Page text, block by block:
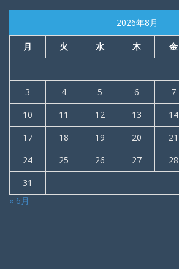
2026年8月
月 火 水 木 金
3
4 5 6 7
10
11 12 13 14
17
18 19 20 21
24
25 26 27 28
31
« 6月